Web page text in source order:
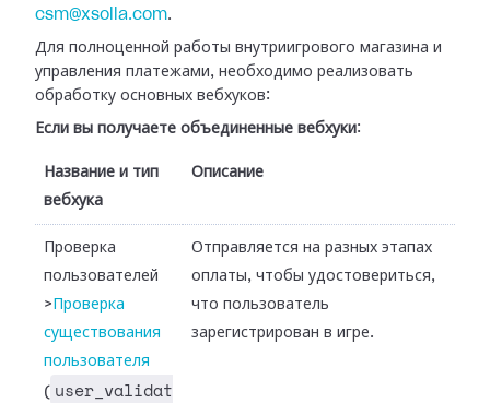
csm@xsolla.com.
Для полноценной работы внутриигрового магазина и
управления платежами, необходимо реализовать
обработку основных вебхуков:
Если вы получаете объединенные вебхуки:
Название и тип
вебхука
Описание
Проверка
пользователей
> Проверка
существования
пользователя
( user_validat
Отправляется на разных этапах
оплаты, чтобы удостовериться,
что пользователь
зарегистрирован в игре.